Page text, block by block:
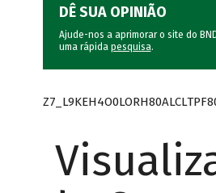
DÊ SUA OPINIÃO
Ajude-nos a aprimorar o site do
uma rápida pesquisa.